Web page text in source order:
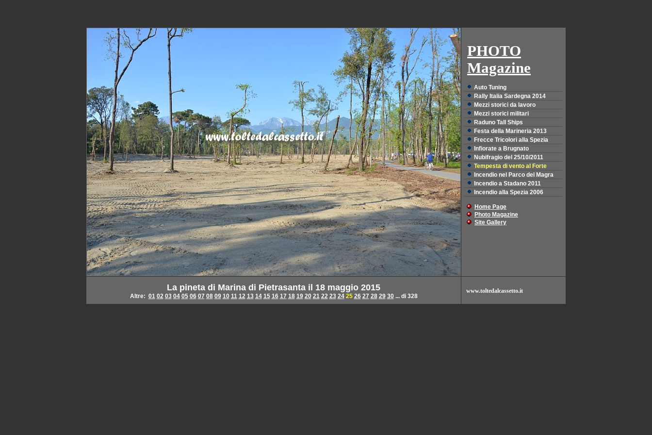
PHOTO
Magazine
Auto Tuning
Rally Italia Sardegna 2014
Mezzi storici da lavoro
Mezzi storici militari
Raduno Tall Ships
Festa della Marineria 2013
Frecce Tricolori alla Spezia
Infiorate a Brugnato
Nubifragio del 25/10/2011
Tempesta di vento al Forte
Incendio nel Parco del Magra
Incendio a Stadano 2011
Incendio alla Spezia 2006
Home Page
Photo Magazine
Site Gallery
La pineta di Marina di Pietrasanta il 18 maggio 2015
Altre: 01 02 03 04 05 06 07 08 09 10 11 12 13 14 15 16 17 18 19 20 21 22 23 24 25 26 27 28 29 30... di 328
www.toltedalcassetto.it